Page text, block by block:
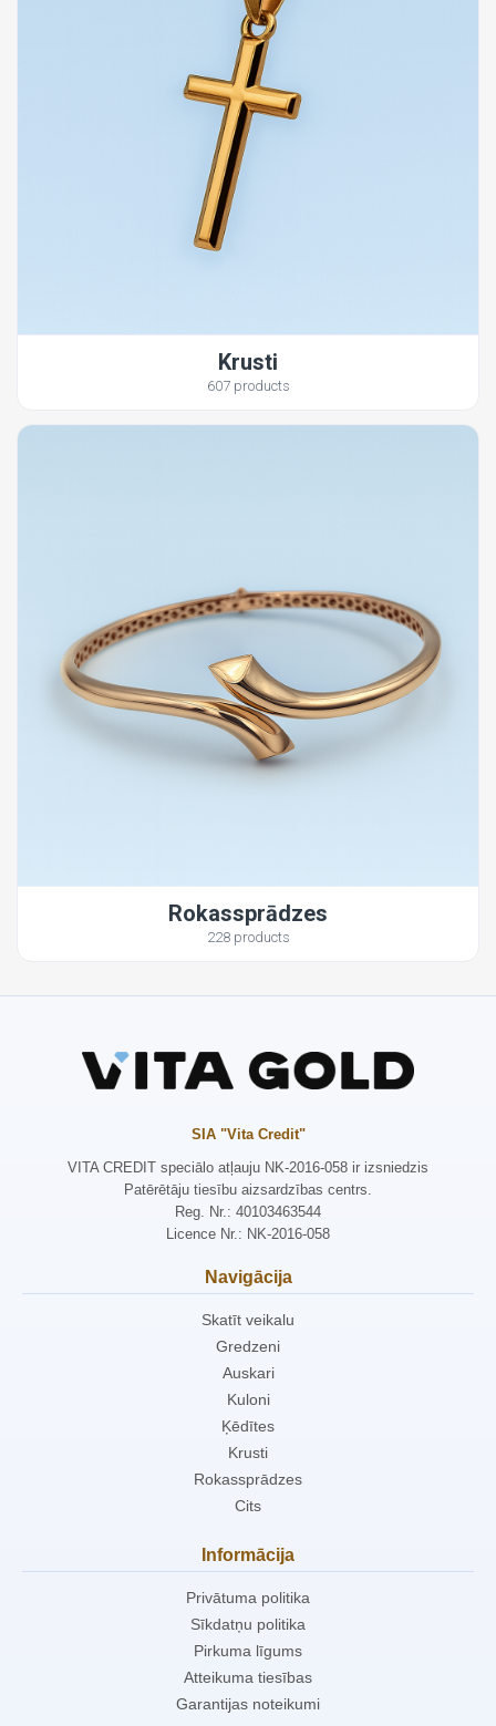
Krusti
607 products
Rokassprādzes
228 products
SIA "Vita Credit"
VITA CREDIT speciālo atļauju NK-2016-058 ir izsniedzis
Patērētāju tiesību aizsardzības centrs.
Reg. Nr.: 40103463544
Licence Nr.: NK-2016-058
Navigācija
Skatīt veikalu
Gredzeni
Auskari
Kuloni
Ķēdītes
Krusti
Rokassprādzes
Cits
Informācija
Privātuma politika
Sīkdatņu politika
Pirkuma līgums
Atteikuma tiesības
Garantijas noteikumi